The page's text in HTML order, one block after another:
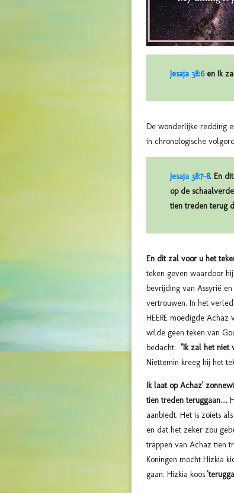
Jesaja 38:6en Ik
De wonderlijke redding
in chronologische
Jesaja 38:7-8. En
op de
tien treden terug
En dit zal voor u het
teken geven waardoor
bevrijding van Assyrië
vertrouwen. In het
HEERE moedigde Achaz
wilde geen teken van
bedacht: "Ik zal hetniet
Niettemin kreeg hij het
Ik laat op Achaz'
tien treden teruggaan....
aanbiedt. Het is zoiets
en dat het zeker zou
trappen van Achaz tien
Koningen mocht Hizkia
gaan. Hizkia koos